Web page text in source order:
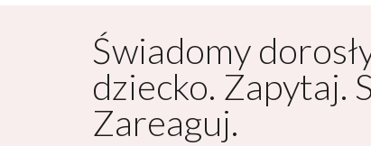
Świadomy
dziecko. Zapytaj.
Zareaguj.